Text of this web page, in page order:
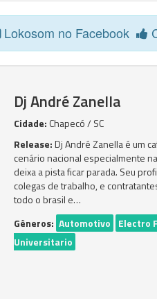
Lokosom no Facebook
Dj André Zanella
Cidade: Chapecó / SC
Release:Dj André Zanella é um
cenário nacional especialmente
deixa a pista ficar parada. Seu
colegas de trabalho, e
todo o brasil e…
Gêneros: Automotivo Electro
Universitario